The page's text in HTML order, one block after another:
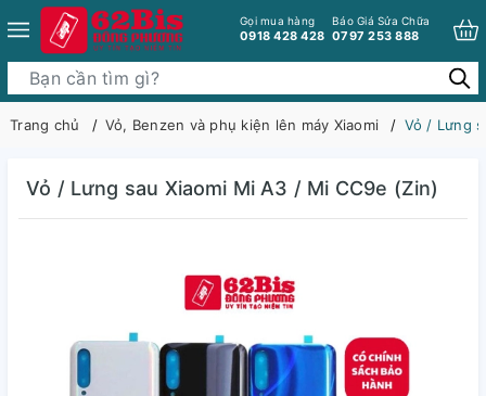
Gọi mua hàng
0918 428 428
Báo Giá Sửa Chữa
0797 253 888
Trang chủ Vỏ, Benzen và phụ kiện lên máy Xiaomi Vỏ / Lưng
Vỏ / Lưng sau Xiaomi Mi A3 / Mi CC9e (Zin)